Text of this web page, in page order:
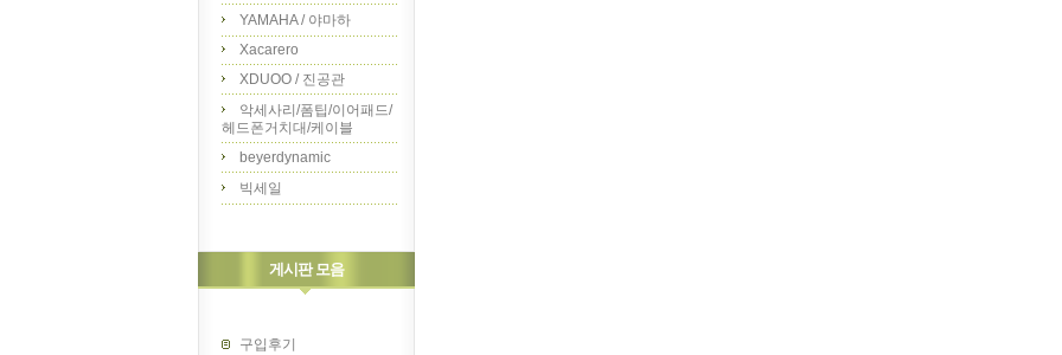
YAMAHA / 야마하
Xacarero
XDUOO / 진공관
악세사리/폼팁/이어패드/
헤드폰거치대/케이블
beyerdynamic
빅세일
게시판 모음
구입후기